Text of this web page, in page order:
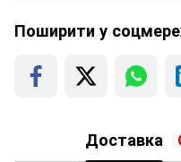
Поширити у
Доставка